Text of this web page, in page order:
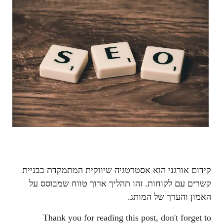
קידום אורגני הוא אסטרטגיה שיווקית המתמקדת בבניית
קשרים עם לקוחות. זהו תהליך ארוך טווח שמבוסס על
האמון והערך של המותג.
Thank you for reading this post, don't forget to